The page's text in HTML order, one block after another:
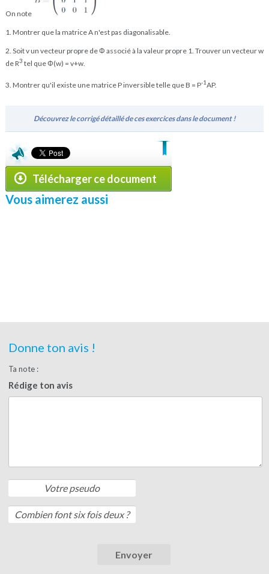
On note
1. Montrer que la matrice A n'est pas diagonalisable.
2. Soit v un vecteur propre de Φ associé à la valeur propre 1. Trouver un vecteur w
de R3 tel que Φ(w) = v+w.
3. Montrer qu'il existe une matrice P inversible telle que B = P-1AP.
Découvrez le corrigé détaillé de ces exercices dans le document !
Télécharger ce document
Vous aimerez aussi
Donne ton avis !
Ta note :
Rédige ton avis